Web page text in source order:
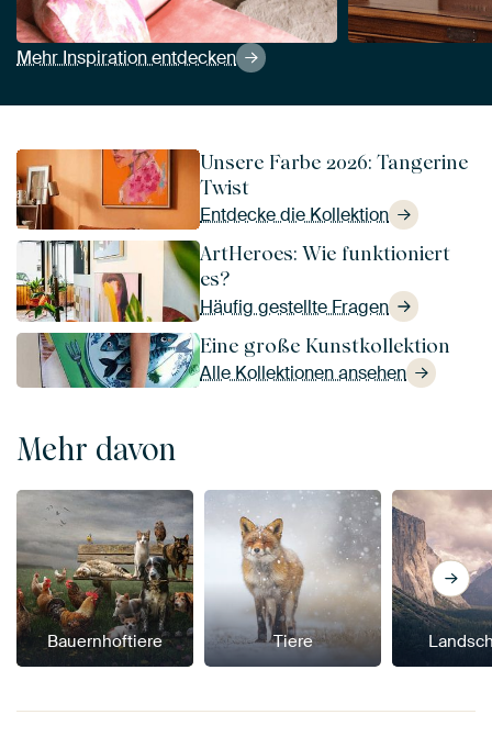
Mehr Inspiration entdecken
Unsere Farbe 2026: Tangerine
Twist
Entdecke die Kollektion
ArtHeroes: Wie funktioniert
es?
Häufig gestellte Fragen
Eine große Kunstkollektion
Alle Kollektionen ansehen
Mehr davon
Bauernhoftiere Tiere